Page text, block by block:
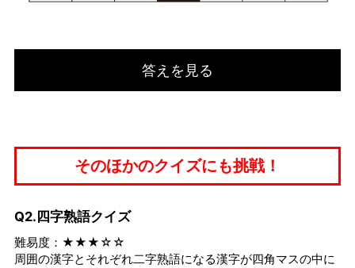
答えを見る
そのほかのクイズにも挑戦！
Q2.四字熟語クイズ
難易度：★★★☆☆
周囲の漢字とそれぞれ二字熟語になる漢字が四角マスの中に